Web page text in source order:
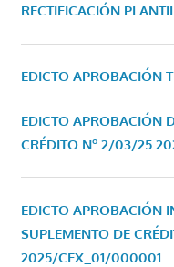
RECTIFICACIÓN
EDICTO APROBACIÓN
EDICTO APROBACIÓN
CRÉDITO Nº 2/03/25
EDICTO APROBACIÓN
SUPLEMENTO DE
2025/CEX_01/000001